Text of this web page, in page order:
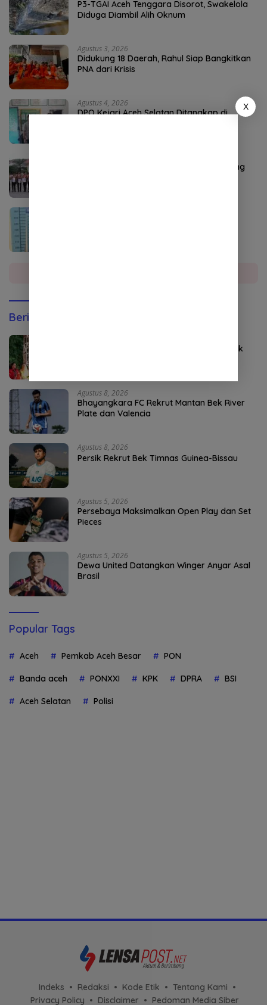
P3-TGAI Aceh Tenggara Disorot, Swakelola
Diduga Diambil Alih Oknum
Agustus 3, 2026
Didukung 18 Daerah, Rahul Siap Bangkitkan
PNA dari Krisis
Agustus 4, 2026
DPO Kejari Aceh Selatan Ditangkap di
Ketua Kwarcab Nagan Raya Raja Sayang
Berita Olahraga
Kapolri Jadi Anggota Kehormatan Tapak
Agustus 8, 2026
Bhayangkara FC Rekrut Mantan Bek River
Plate dan Valencia
Agustus 8, 2026
Persik Rekrut Bek Timnas Guinea-Bissau
Agustus 5, 2026
Persebaya Maksimalkan Open Play dan Set
Pieces
Agustus 5, 2026
Dewa United Datangkan Winger Anyar Asal
Brasil
Popular Tags
Aceh Pemkab Aceh Besar PON
Banda aceh PONXXI KPK DPRA BSI
Aceh Selatan Polisi
Indeks Redaksi Kode Etik
Tentang Kami
Privacy Policy
Disclaimer Pedoman Media Siber
X